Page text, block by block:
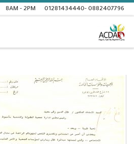
0882407796 -01281434440
8AM - 2PM